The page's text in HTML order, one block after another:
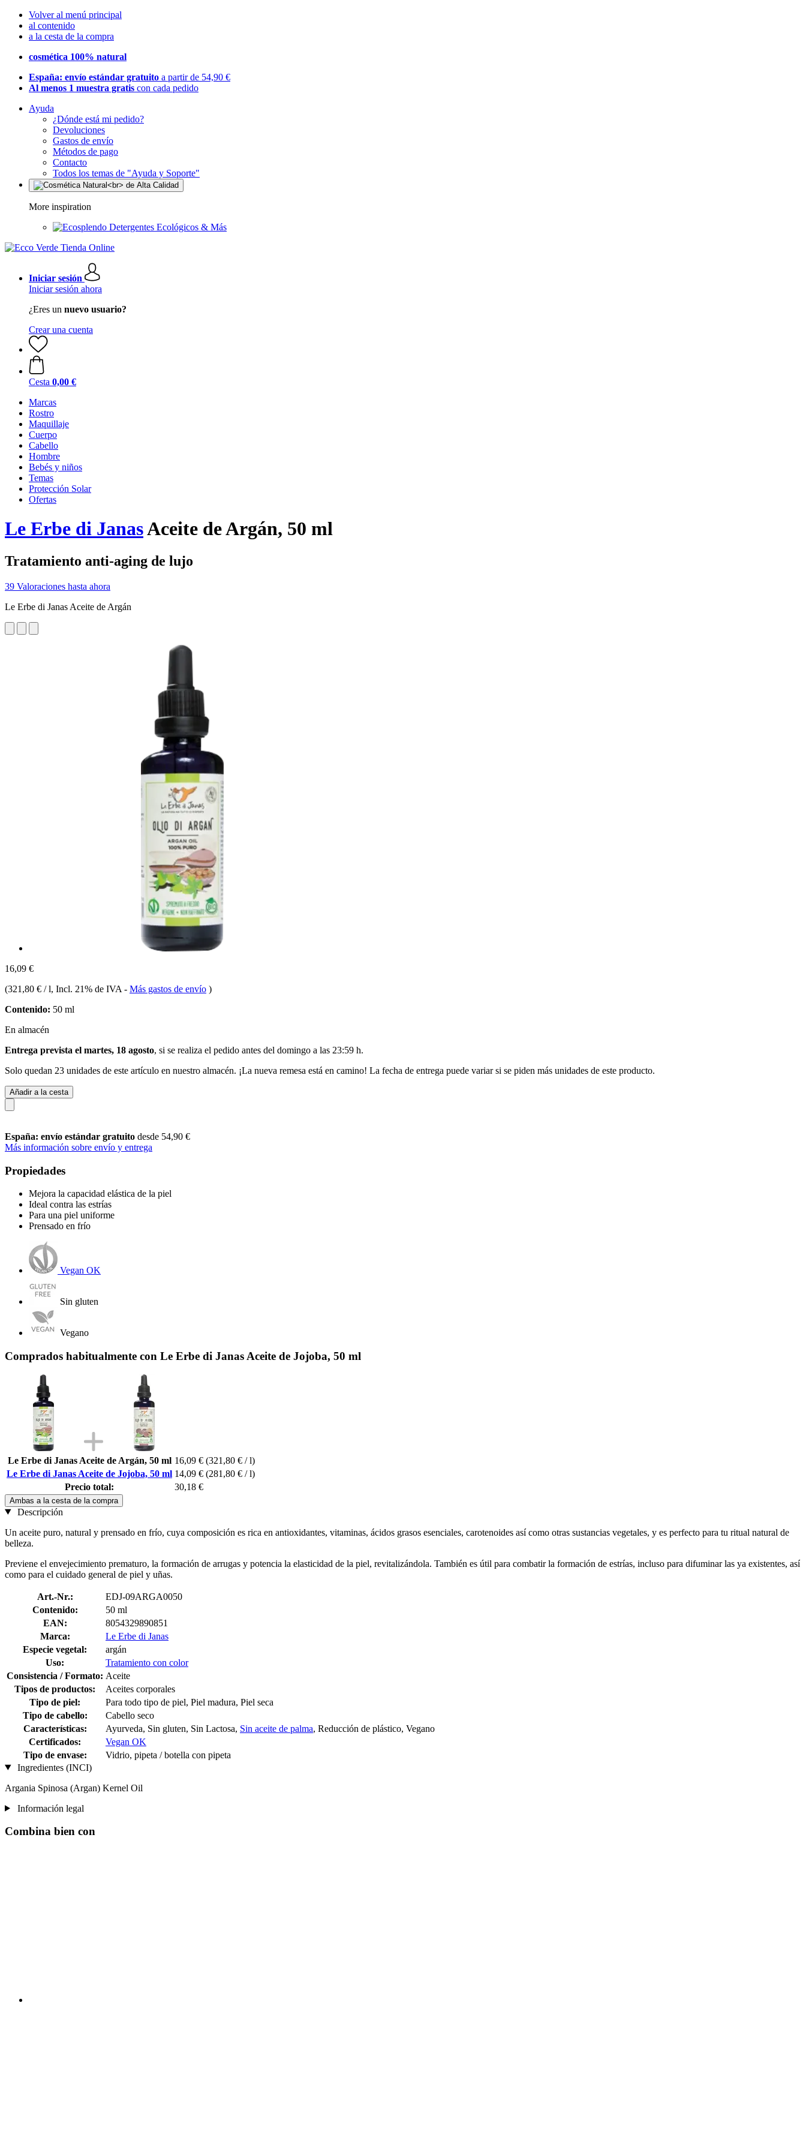
Volver al menú principal
al contenido
a la cesta de la compra
cosmética 100% natural
España: envío estándar gratuito a partir de 54,90 €
Al menos 1 muestra gratis con cada pedido
Ayuda
¿Dónde está mi pedido?
Devoluciones
Gastos de envío
Métodos de pago
Contacto
Todos los temas de "Ayuda y Soporte"
More inspiration
Detergentes Ecológicos & Más
Iniciar sesión
Iniciar sesión ahora
¿Eres un nuevo usuario?
Crear una cuenta
Cesta 0,00 €
Marcas
Rostro
Maquillaje
Cuerpo
Cabello
Hombre
Bebés y niños
Temas
Protección Solar
Ofertas
Le Erbe di JanasAceite de Argán, 50 ml
Tratamiento anti-aging de lujo
39 Valoraciones hasta ahora
Le Erbe di Janas Aceite de Argán
16,09 €
(321,80 € / l, Incl. 21% de IVA - Más gastos de envío )
Contenido: 50 ml
En almacén
Entrega prevista el martes, 18 agosto, si se realiza el pedido antes del domingo a las 23:59 h.
Solo quedan 23 unidades de este artículo en nuestro almacén. ¡La nueva remesa está en camino! La fecha de entrega puede variar si se piden más unidades de este producto.
Añadir a la cesta
España: envío estándar gratuito desde 54,90 €
Más información sobre envío y entrega
Propiedades
Mejora la capacidad elástica de la piel
Ideal contra las estrías
Para una piel uniforme
Prensado en frío
Vegan OK
Sin gluten
Vegano
Comprados habitualmente con Le Erbe di Janas Aceite de Jojoba, 50 ml
Le Erbe di Janas Aceite de Argán, 50 ml 16,09 € (321,80 € / l)
Le Erbe di Janas Aceite de Jojoba, 50 ml 14,09 € (281,80 € / l)
Precio total:
30,18 €
Ambas a la cesta de la compra
Descripción
Un aceite puro, natural y prensado en frío, cuya composición es rica en antioxidantes, vitaminas, ácidos grasos esenciales, carotenoides así como otras sustancias vegetales, y es perfecto para tu ritual natural de
belleza.
Previene el envejecimiento prematuro, la formación de arrugas y potencia la elasticidad de la piel, revitalizándola. También es útil para combatir la formación de estrías, incluso para difuminar las ya existentes, así
como para el cuidado general de piel y uñas.
Art.-Nr.:
EDJ-09ARGA0050
Contenido:
50 ml
EAN:
8054329890851
Marca:
Le Erbe di Janas
Especie vegetal:
argán
Uso:
Tratamiento con color
Consistencia / Formato: Aceite
Tipos de productos:
Aceites corporales
Tipo de piel:
Para todo tipo de piel, Piel madura, Piel seca
Tipo de cabello:
Cabello seco
Características:
Ayurveda, Sin gluten, Sin Lactosa, Sin aceite de palma, Reducción de plástico, Vegano
Certificados:
Vegan OK
Tipo de envase:
Vidrio, pipeta / botella con pipeta
Ingredientes (INCI)
Argania Spinosa (Argan) Kernel Oil
Información legal
Combina bien con